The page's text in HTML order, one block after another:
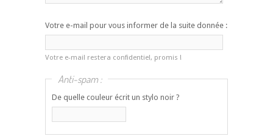
Votre e-mail pour vous informer de la suite donnée :
Votre e-mail restera confidentiel, promis !
Anti-spam :
De quelle couleur écrit un stylo noir ?